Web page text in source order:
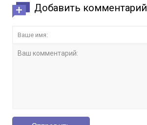
Добавить комментарий